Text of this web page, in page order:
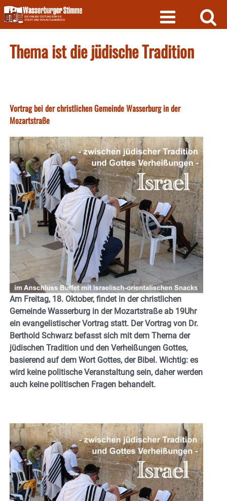
Skip
to
content
Thema ist die jüdische Tradition
Vortrag bei der christlichen Gemeinde Wasserburg in der
Mozartstraße
Am Freitag, 18. Oktober, findet in der christlichen
Gemeinde Wasserburg in der Mozartstraße ab 19Uhr
ein evangelistischer Vortrag statt. Der Vortrag von Dr.
Berthold Schwarz befasst sich mit dem Thema der
jüdischen Tradition und den Verheißungen Gottes,
basierend auf dem Wort Gottes, der Bibel. Wichtig: es
wird keine politische Veranstaltung sein, daher werden
auch keine politischen Fragen behandelt.